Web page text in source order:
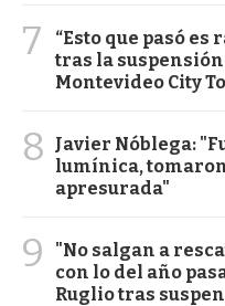
7
“Esto que pasó es
tras la
Montevideo City
8
Javier Nóblega:
lumínica,
apresurada"
9
"No salgan a
con lo del año
Ruglio tras